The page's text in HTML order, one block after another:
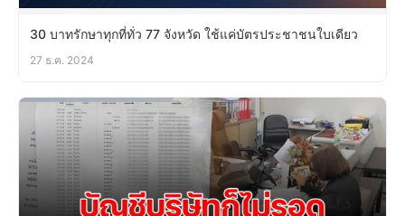
30 บาทรักษาทุกที่ทั่ว 77 จังหวัด ใช้แค่บัตรประชาชนใบเดียว
27 ธ.ค. 2024